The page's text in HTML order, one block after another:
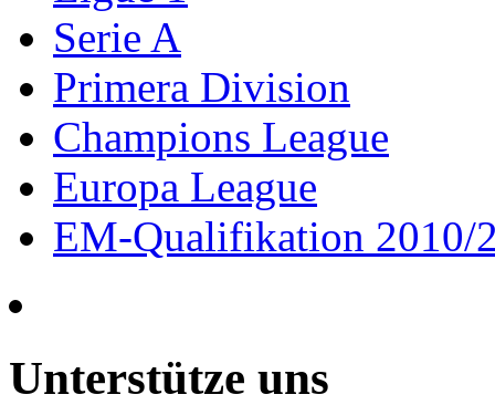
Serie A
Primera Division
Champions League
Europa League
EM-Qualifikation 2010/
Unterstütze uns